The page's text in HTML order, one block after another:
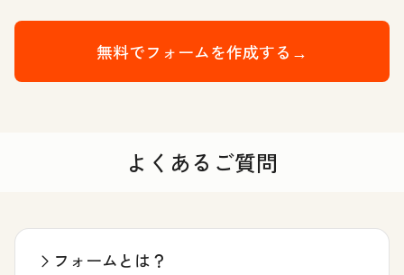
無料でフォームを作成する→
よくあるご質問
フォームとは？